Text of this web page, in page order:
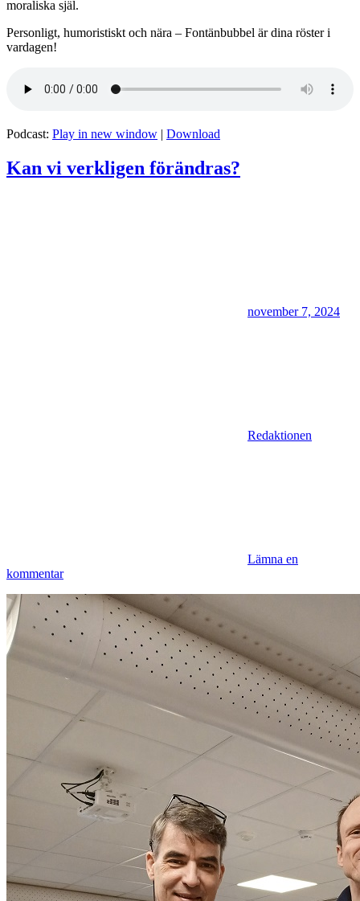
moraliska själ.
Personligt, humoristiskt och nära – Fontänbubbel är dina röster i
vardagen!
Podcast: Play in new window | Download
Kan vi verkligen förändras?
november 7, 2024
Redaktionen
Lämna en
kommentar